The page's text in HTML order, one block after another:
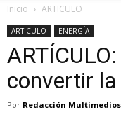
Inicio ARTICULO
ARTICULO ENERGÍA
convertir
Por Redacción Multimedios